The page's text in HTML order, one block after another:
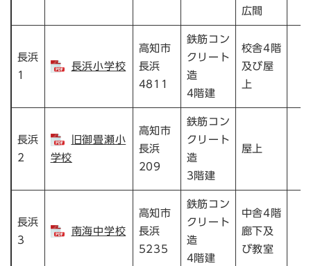
広間
長浜
1
長浜小学校
高知市
長浜
4811
鉄筋コン
クリート
造
4階建
校舎4階
及び屋
上
長浜
2
旧御畳瀬小
学校
高知市
長浜
209
鉄筋コン
クリート
造
3階建
屋上
長浜
3
南海中学校
高知市
長浜
5235
鉄筋コン
クリート
造
4階建
中舎4階
廊下及
び教室